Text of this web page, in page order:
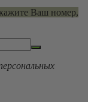
Ваш номер,